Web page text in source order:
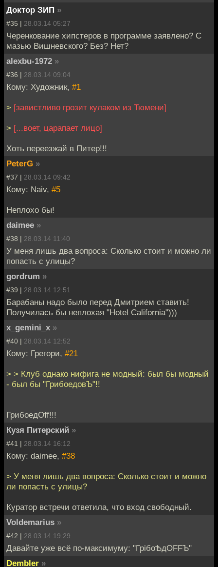
Доктор ЗИП »
#35 | 28.03.14 05:27
Черенкование хипстеров в программе заявлено? С
мазью Вишневского? Без? Нет?
alexbu-1972 »
#36 | 28.03.14 09:04
Кому: Художник, #1
> [завистливо грозит кулаком из Тюмени]
> [...воет, царапает лицо]
Хоть переезжай в Питер!!!
PeterG »
#37 | 28.03.14 09:42
Кому: Naiv, #5
Неплохо бы!
daimee »
#38 | 28.03.14 11:40
У меня лишь два вопроса: Сколько стоит и можно ли
попасть с улицы?
gordrum »
#39 | 28.03.14 12:51
Барабаны надо было перед Дмитрием ставить!
Получилась бы неплохая "Hotel California")))
x_gemini_x »
#40 | 28.03.14 12:52
Кому: Грегори, #21
> > Клуб однако нифига не модный: был бы модный
- был бы "ГрибоедовЪ"!!
ГрибоедOff!!!
Кузя Питерский »
#41 | 28.03.14 16:12
Кому: daimee, #38
> У меня лишь два вопроса: Сколько стоит и можно
ли попасть с улицы?
Куратор встречи ответила, что вход свободный.
Voldemarius »
#42 | 28.03.14 19:29
Давайте уже всё по-максимуму: "ГрiбоѢдOFFЪ"
Dembler »